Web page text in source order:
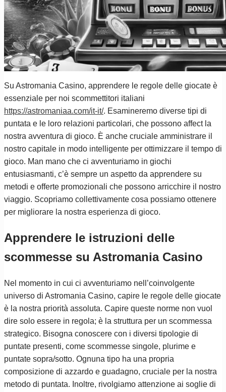
Su Astromania Casino, apprendere le regole delle giocate è
essenziale per noi scommettitori italiani
https://astromaniaa.com/it-it/. Esamineremo diverse tipi di
puntata e le loro relazioni particolari, che possono affect la
nostra avventura di gioco. È anche cruciale amministrare il
nostro capitale in modo intelligente per ottimizzare il tempo di
gioco. Man mano che ci avventuriamo in giochi
entusiasmanti, c’è sempre un aspetto da apprendere su
metodi e offerte promozionali che possono arricchire il nostro
viaggio. Scopriamo collettivamente cosa possiamo ottenere
per migliorare la nostra esperienza di gioco.
Apprendere le istruzioni delle
scommesse su Astromania Casino
Nel momento in cui ci avventuriamo nell’coinvolgente
universo di Astromania Casino, capire le regole delle giocate
è la nostra priorità assoluta. Capire queste norme non vuol
dire solo essere in regola; è la struttura per un scommessa
strategico. Bisogna conoscere con i diversi tipologie di
puntate presenti, come scommesse singole, plurime e
puntate sopra/sotto. Ognuna tipo ha una propria
composizione di azzardo e guadagno, cruciale per la nostra
metodo di puntata. Inoltre, rivolgiamo attenzione ai soglie di